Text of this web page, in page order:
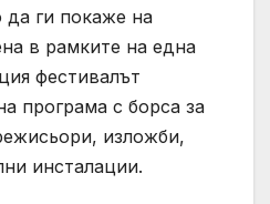
да ги покаже на
в рамките на една
фестивалът
програма с борса за
изложби,
инсталации.